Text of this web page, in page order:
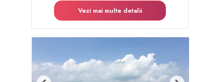
Vezi mai multe detalii